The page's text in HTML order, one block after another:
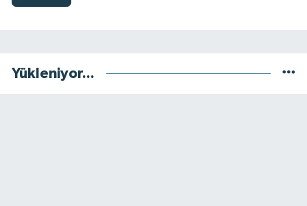
Yükleniyor...